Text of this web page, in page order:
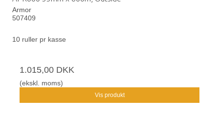
Armor
507409
10 ruller pr kasse
1.015,00 DKK
(ekskl. moms)
Vis produkt